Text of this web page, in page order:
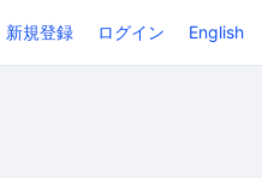
新規登録 ログイン English